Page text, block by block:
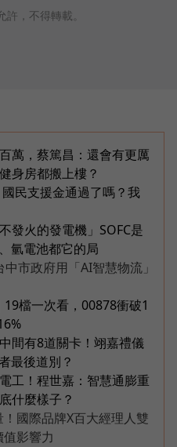
，不得轉載。
萬，蔡篤昌：還會有更厲
身房都搬上樓？
民支援金通過了嗎？我
發火的發電機」SOFC是
氫電池都它的局
市政府用「AI智慧物流」
檔一次看，00878衝破1
間有8道關卡！翊嘉禮儀
最後道別？
工！程世嘉：智慧通膨重
什麼樣子？
國際品牌X百大經理人雙
影響力